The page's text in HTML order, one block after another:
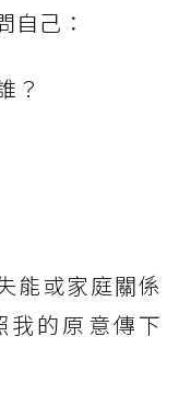
自己：
？
能或家庭關係
我的原意傳下